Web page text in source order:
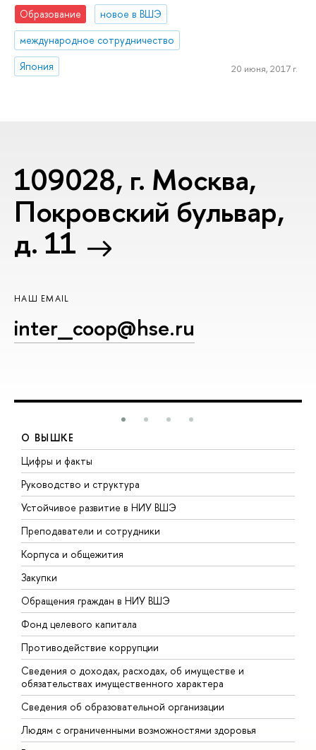
Образование
новое в ВШЭ
международное сотрудничество
Япония
20 июня, 2017 г.
109028, г. Москва,
Покровский бульвар,
д. 11
НАШ EMAIL
inter_coop@hse.ru
О ВЫШКЕ
Цифры и факты
Руководство и структура
Устойчивое развитие в НИУ ВШЭ
Преподаватели и сотрудники
Корпуса и общежития
Закупки
Обращения граждан в НИУ ВШЭ
Фонд целевого капитала
Противодействие коррупции
Сведения о доходах, расходах, об имуществе и
обязательствах имущественного характера
Сведения об образовательной организации
Людям с ограниченными возможностями здоровья